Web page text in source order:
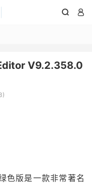
 
V9.2.358.0
)
色版是一款非常著名